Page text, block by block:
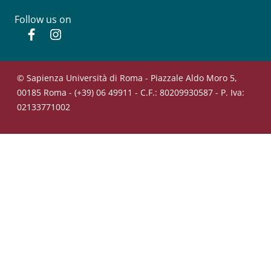
Follow us on
Facebook
© Sapienza Università di Roma - Piazzale Aldo Moro 5,
00185 Roma - (+39) 06 49911 - C.F.: 80209930587 - P. Iva:
02133771002